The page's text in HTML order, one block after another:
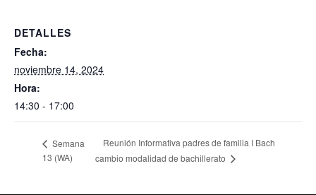
DETALLES
Fecha:
noviembre 14, 2024
Hora:
14:30 - 17:00
Semana
13 (WA)
Reunión Informativa padres de familia I Bach
cambio modalidad de bachillerato